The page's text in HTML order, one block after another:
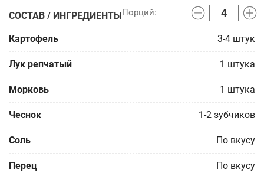
СОСТАВ / ИНГРЕДИЕНТЫ
Картофель 3-4 штук
Лук репчатый 1 штука
Морковь 1 штука
Чеснок 1-2 зубчиков
Соль По вкусу
Перец По вкусу